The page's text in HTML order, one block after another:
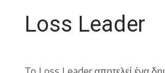
Loss Leader